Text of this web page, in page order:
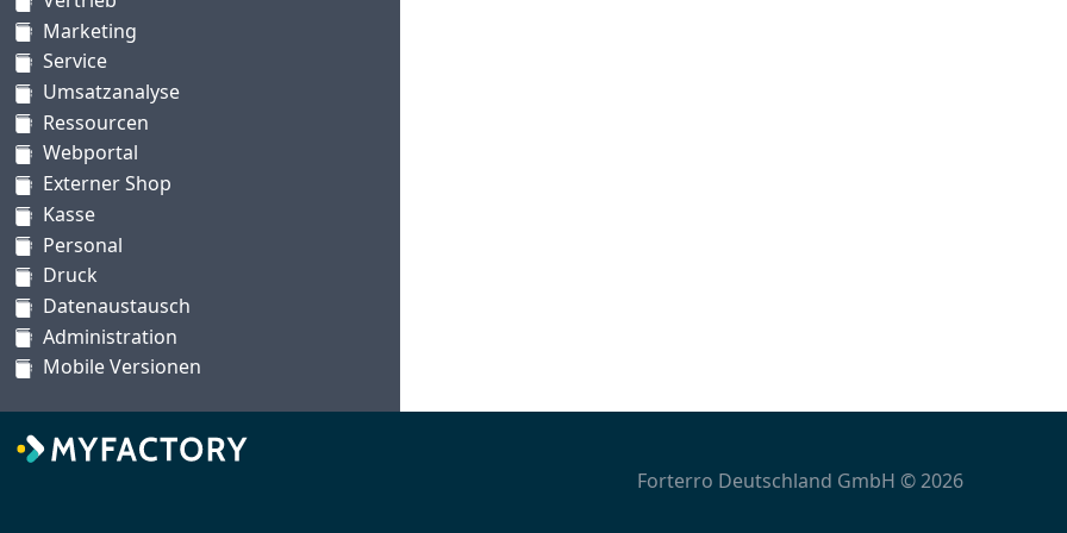
Marketing
Service
Umsatzanalyse
Ressourcen
Webportal
Externer Shop
Kasse
Personal
Druck
Datenaustausch
Administration
Mobile Versionen
Forterro Deutschland GmbH © 2026